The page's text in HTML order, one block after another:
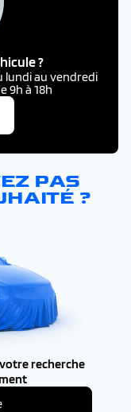
?
lundi au vendredi
9h à 18h
PAS
?
recherche